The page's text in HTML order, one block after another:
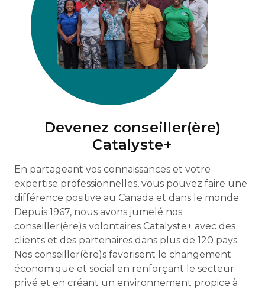
Devenez conseiller(ère)
Catalyste+
En partageant vos connaissances et votre
expertise professionnelles, vous pouvez faire une
différence positive au Canada et dans le monde.
Depuis 1967, nous avons jumelé nos
conseiller(ère)s volontaires Catalyste+ avec des
clients et des partenaires dans plus de 120 pays.
Nos conseiller(ère)s favorisent le changement
économique et social en renforçant le secteur
privé et en créant un environnement propice à